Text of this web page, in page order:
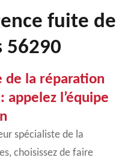
fuite de
56290
de la réparation
l’équipe
spécialiste de la
choisissez de faire